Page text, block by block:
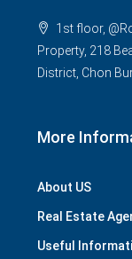
1st floor,
Property, 218
District, Chon
More
About US
Real Estate
Useful